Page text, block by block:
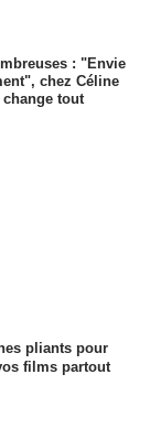
: "Envie
chez Céline
tout
pliants pour
films partout